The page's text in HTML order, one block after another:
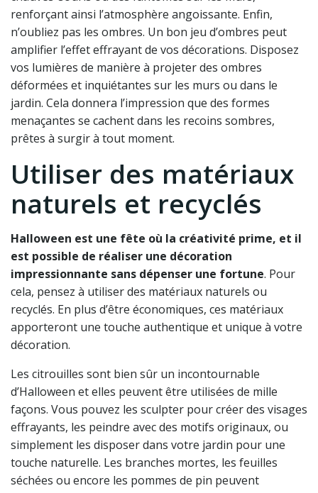
renforçant ainsi l’atmosphère angoissante. Enfin,
n’oubliez pas les ombres. Un bon jeu d’ombres peut
amplifier l’effet effrayant de vos décorations. Disposez
vos lumières de manière à projeter des ombres
déformées et inquiétantes sur les murs ou dans le
jardin. Cela donnera l’impression que des formes
menaçantes se cachent dans les recoins sombres,
prêtes à surgir à tout moment.
Utiliser des matériaux
naturels et recyclés
Halloween est une fête où la créativité prime, et il
est possible de réaliser une décoration
impressionnante sans dépenser une fortune. Pour
cela, pensez à utiliser des matériaux naturels ou
recyclés. En plus d’être économiques, ces matériaux
apporteront une touche authentique et unique à votre
décoration.
Les citrouilles sont bien sûr un incontournable
d’Halloween et elles peuvent être utilisées de mille
façons. Vous pouvez les sculpter pour créer des visages
effrayants, les peindre avec des motifs originaux, ou
simplement les disposer dans votre jardin pour une
touche naturelle. Les branches mortes, les feuilles
séchées ou encore les pommes de pin peuvent